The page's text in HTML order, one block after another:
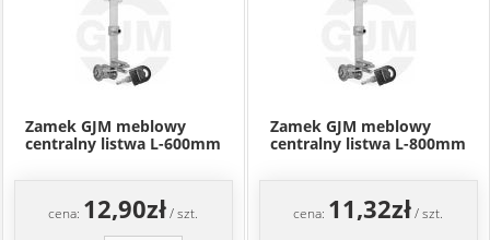
Zamek GJM meblowy
centralny listwa L-600mm
cena: 12,90zł/ szt.
Zamek GJM meblowy
centralny listwa L-800mm
cena: 11,32zł/ szt.